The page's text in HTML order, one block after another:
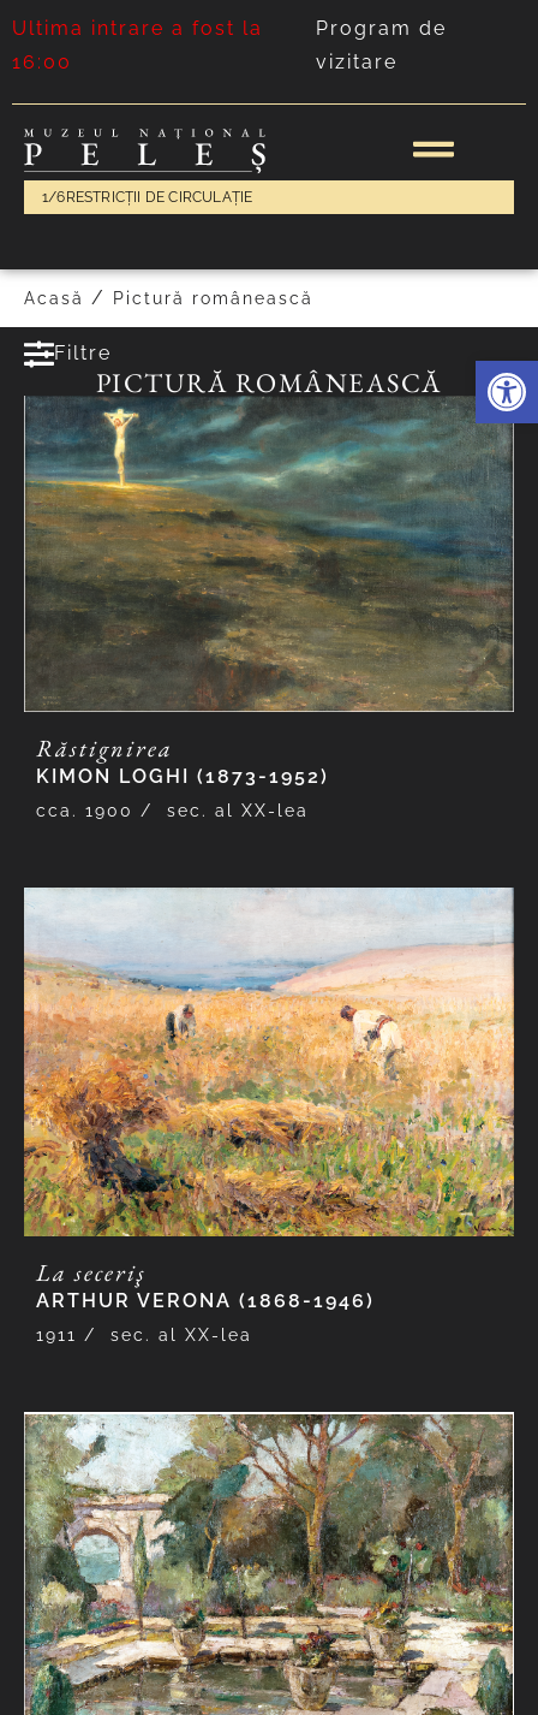
Ultima intrare a fost la
16:00
Program de
vizitare
1/6 RESTRICȚII DE CIRCULAȚIE
Acasă / Pictură românească
Filtre
PICTURĂ ROMÂNEASCĂ
Răstignirea
KIMON LOGHI (1873-1952)
cca. 1900 / sec. al XX-lea
La seceriş
ARTHUR VERONA (1868-1946)
1911 / sec. al XX-lea